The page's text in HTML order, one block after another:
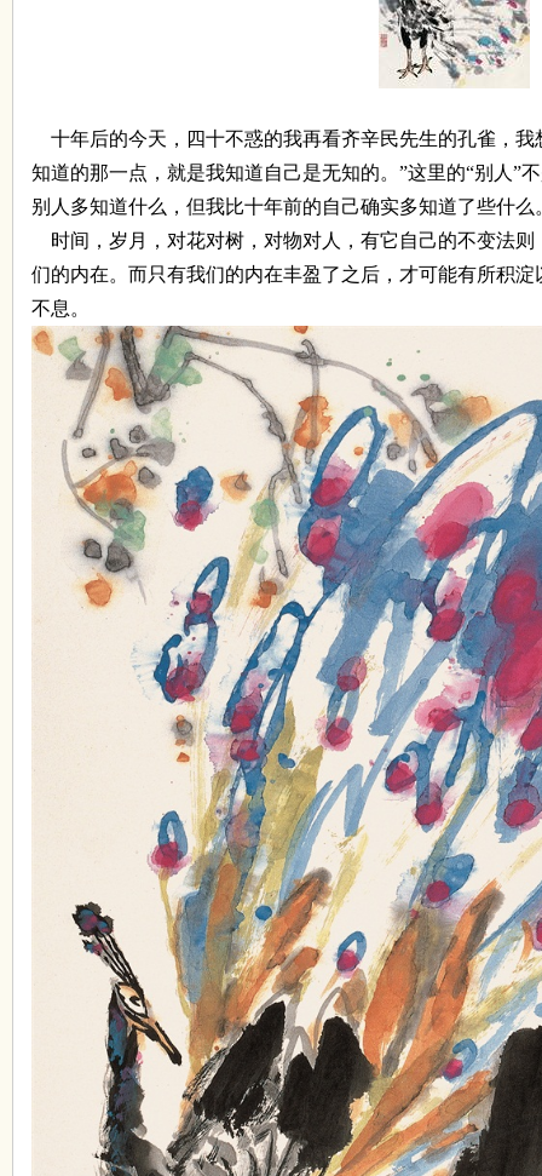
十年后的今天，四十不惑的我再看齐辛民先生的孔雀，
知道的那一点，就是我知道自己是无知的。 ”这里的“别人 ”
别人多知道什么，但我比十年前的自己确实多知道了些什么
时间，岁月，对花对树，对物对人，有它自己的不变法
们的内在。而只有我们的内在丰盈了之后，才可能有所积
不息。